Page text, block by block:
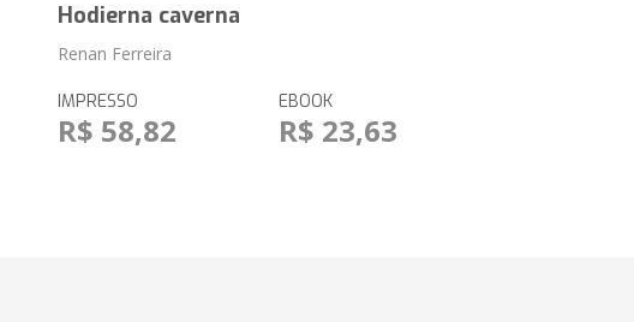
Hodierna caverna
Renan Ferreira
IMPRESSO
R$ 58,82
EBOOK
R$ 23,63